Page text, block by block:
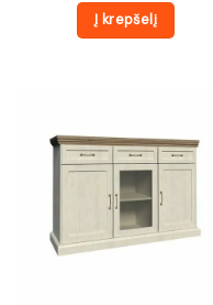
was:
181 €.
is:
160 €.
Į krepšelį